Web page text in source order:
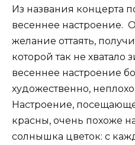
Из названия концерта
весеннее настроение.
желание оттаять,
которой так не хватало
весеннее настроение
художественно,
Настроение,
красны, очень похоже
солнышка цветок: с